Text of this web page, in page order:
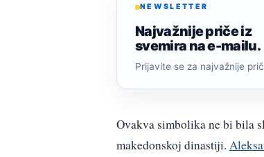
NEWSLETTER
Najvažnije priče iz
svemira na e-mailu.
Prijavite se za najvažnije
Ovakva simbolika ne bi bila
makedonskoj dinastiji.